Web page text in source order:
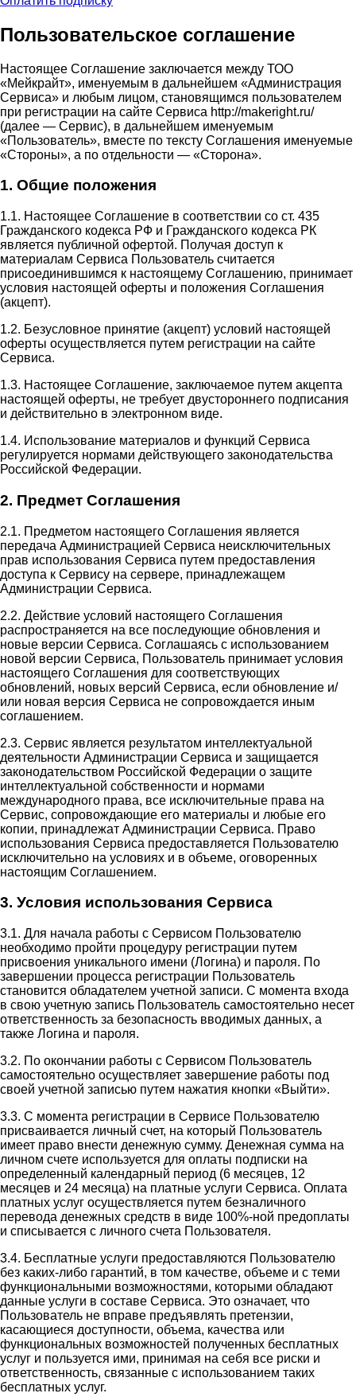
Пользовательское соглашение
Настоящее Соглашение заключается между ТОО
«Мейкрайт», именуемым в дальнейшем «Администрация
Сервиса» и любым лицом, становящимся пользователем
при регистрации на сайте Сервиса http://makeright.ru/
(далее — Сервис), в дальнейшем именуемым
«Пользователь», вместе по тексту Соглашения именуемые
«Стороны», а по отдельности — «Сторона».
1. Общие положения
1.1. Настоящее Соглашение в соответствии со ст. 435
Гражданского кодекса РФ и Гражданского кодекса РК
является публичной офертой. Получая доступ к
материалам Сервиса Пользователь считается
присоединившимся к настоящему Соглашению, принимает
условия настоящей оферты и положения Соглашения
(акцепт).
1.2. Безусловное принятие (акцепт) условий настоящей
оферты осуществляется путем регистрации на сайте
Сервиса.
1.3. Настоящее Соглашение, заключаемое путем акцепта
настоящей оферты, не требует двустороннего подписания
и действительно в электронном виде.
1.4. Использование материалов и функций Сервиса
регулируется нормами действующего законодательства
Российской Федерации.
2. Предмет Соглашения
2.1. Предметом настоящего Соглашения является
передача Администрацией Сервиса неисключительных
прав использования Сервиса путем предоставления
доступа к Сервису на сервере, принадлежащем
Администрации Сервиса.
2.2. Действие условий настоящего Соглашения
распространяется на все последующие обновления и
новые версии Сервиса. Соглашаясь с использованием
новой версии Сервиса, Пользователь принимает условия
настоящего Соглашения для соответствующих
обновлений, новых версий Сервиса, если обновление и/
или новая версия Сервиса не сопровождается иным
соглашением.
2.3. Сервис является результатом интеллектуальной
деятельности Администрации Сервиса и защищается
законодательством Российской Федерации о защите
интеллектуальной собственности и нормами
международного права, все исключительные права на
Сервис, сопровождающие его материалы и любые его
копии, принадлежат Администрации Сервиса. Право
использования Сервиса предоставляется Пользователю
исключительно на условиях и в объеме, оговоренных
настоящим Соглашением.
3. Условия использования Сервиса
3.1. Для начала работы с Сервисом Пользователю
необходимо пройти процедуру регистрации путем
присвоения уникального имени (Логина) и пароля. По
завершении процесса регистрации Пользователь
становится обладателем учетной записи. С момента входа
в свою учетную запись Пользователь самостоятельно несет
ответственность за безопасность вводимых данных, а
также Логина и пароля.
3.2. По окончании работы с Сервисом Пользователь
самостоятельно осуществляет завершение работы под
своей учетной записью путем нажатия кнопки «Выйти».
3.3. С момента регистрации в Сервисе Пользователю
присваивается личный счет, на который Пользователь
имеет право внести денежную сумму. Денежная сумма на
личном счете используется для оплаты подписки на
определенный календарный период (6 месяцев, 12
месяцев и 24 месяца) на платные услуги Сервиса. Оплата
платных услуг осуществляется путем безналичного
перевода денежных средств в виде 100%-ной предоплаты
и списывается с личного счета Пользователя.
3.4. Бесплатные услуги предоставляются Пользователю
без каких-либо гарантий, в том качестве, объеме и с теми
функциональными возможностями, которыми обладают
данные услуги в составе Сервиса. Это означает, что
Пользователь не вправе предъявлять претензии,
касающиеся доступности, объема, качества или
функциональных возможностей полученных бесплатных
услуг и пользуется ими, принимая на себя все риски и
ответственность, связанные с использованием таких
бесплатных услуг.